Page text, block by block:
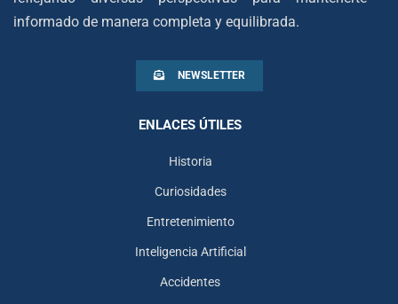
informado de manera completa y equilibrada.
NEWSLETTER
ENLACES ÚTILES
Historia
Curiosidades
Entretenimiento
Inteligencia Artificial
Accidentes